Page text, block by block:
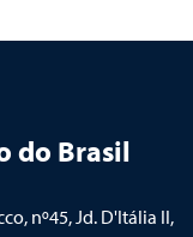
do Brasil
nº45, Jd. D'Itália II,